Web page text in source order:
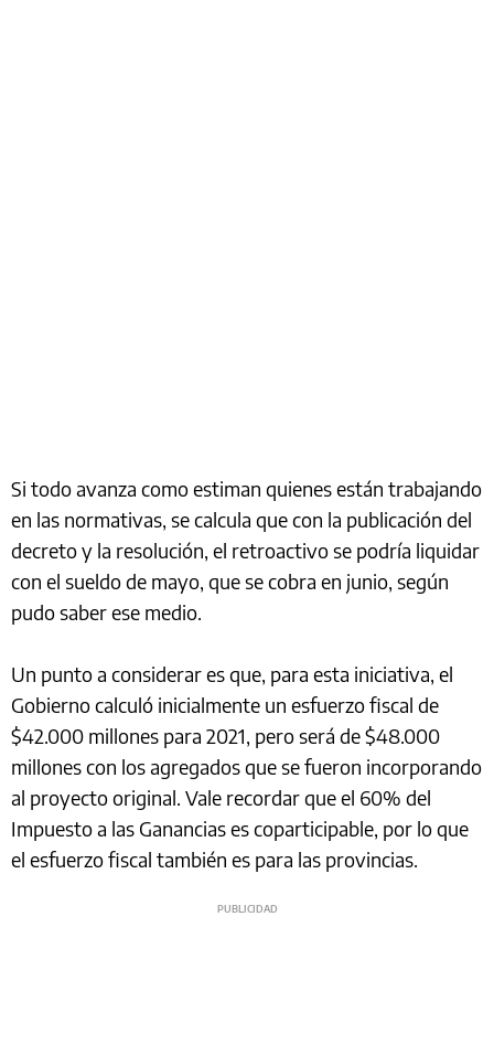
Si todo avanza como estiman quienes están trabajando
en las normativas, se calcula que con la publicación del
decreto y la resolución, el retroactivo se podría liquidar
con el sueldo de mayo, que se cobra en junio, según
pudo saber ese medio.
Un punto a considerar es que, para esta iniciativa, el
Gobierno calculó inicialmente un esfuerzo fiscal de
$42.000 millones para 2021, pero será de $48.000
millones con los agregados que se fueron incorporando
al proyecto original. Vale recordar que el 60% del
Impuesto a las Ganancias es coparticipable, por lo que
el esfuerzo fiscal también es para las provincias.